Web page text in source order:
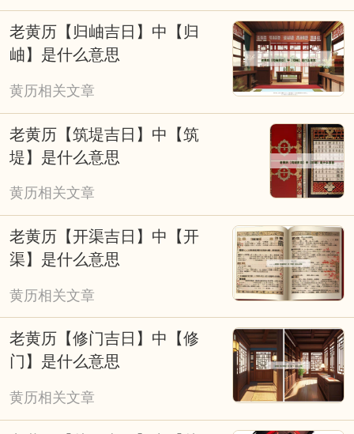
老黄历【归岫吉日】中【归
岫】是什么意思
黄历相关文章
老黄历【筑堤吉日】中【筑
堤】是什么意思
黄历相关文章
老黄历【开渠吉日】中【开
渠】是什么意思
黄历相关文章
老黄历【修门吉日】中【修
门】是什么意思
黄历相关文章